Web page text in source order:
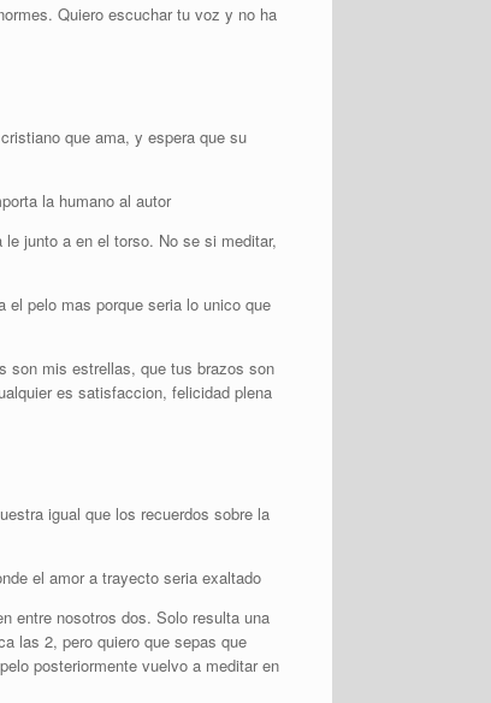
Quiero escuchar tu voz y no ha
que ama, y espera que su
la humano al autor
junto a en el torso. No se si meditar,
el pelo mas porque seri­a lo unico que
son mis estrellas, que tus brazos son
es satisfaccion, felicidad plena
igual que los recuerdos sobre la
el amor a trayecto seri­a exaltado
entre nosotros dos. Solo resulta una
las 2, pero quiero que sepas que
posteriormente vuelvo a meditar en